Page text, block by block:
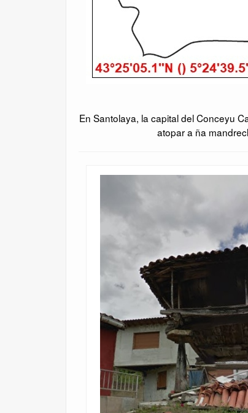
En Santolaya, la capital del Conceyu
atopar a ña